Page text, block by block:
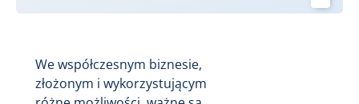
We współczesnym biznesie,
złożonym i wykorzystującym